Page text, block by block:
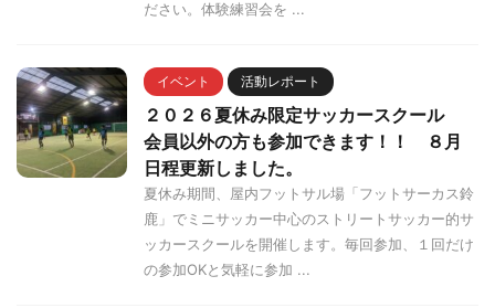
ださい。体験練習会を ...
イベント 活動レポート
２０２６夏休み限定サッカースクール
会員以外の方も参加できます！！ ８月
日程更新しました。
夏休み期間、屋内フットサル場「フットサーカス鈴
鹿」でミニサッカー中心のストリートサッカー的サ
ッカースクールを開催します。毎回参加、１回だけ
の参加OKと気軽に参加 ...